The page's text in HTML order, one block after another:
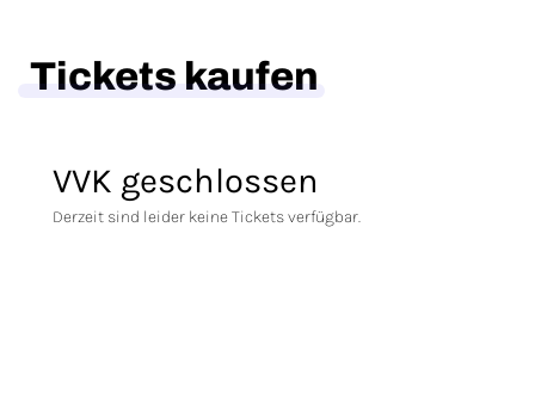
Tickets kaufen
VVK geschlossen
Derzeit sind leider keine Tickets verfügbar.